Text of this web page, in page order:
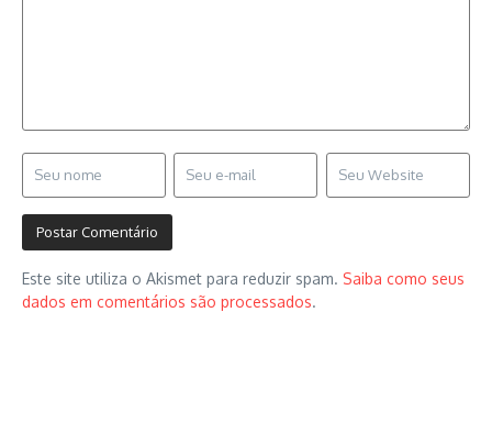
Este site utiliza o Akismet para reduzir spam. Saiba como seus
dados em comentários são processados.